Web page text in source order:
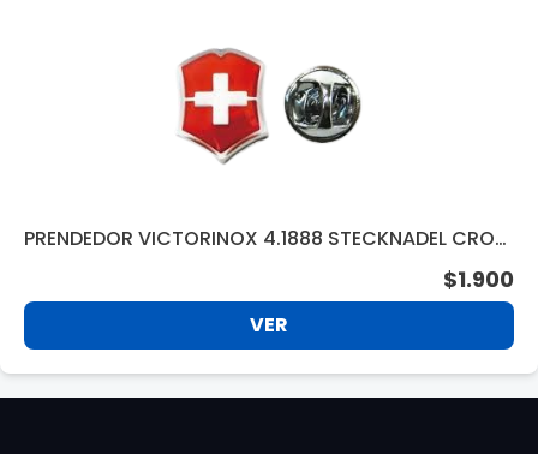
PRENDEDOR VICTORINOX 4.1888 STECKNADEL CROS
$1.900
VER